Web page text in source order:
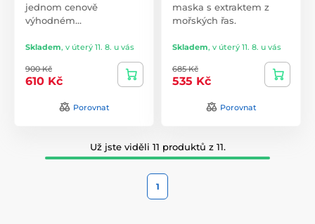
jednom cenově
výhodném…
Skladem, v úterý 11. 8. u vás
900 Kč
610 Kč
Porovnat
maska s extraktem z
mořských řas.
Skladem, v úterý 11. 8. u vás
685 Kč
535 Kč
Porovnat
Už jste viděli 11 produktů z 11.
1